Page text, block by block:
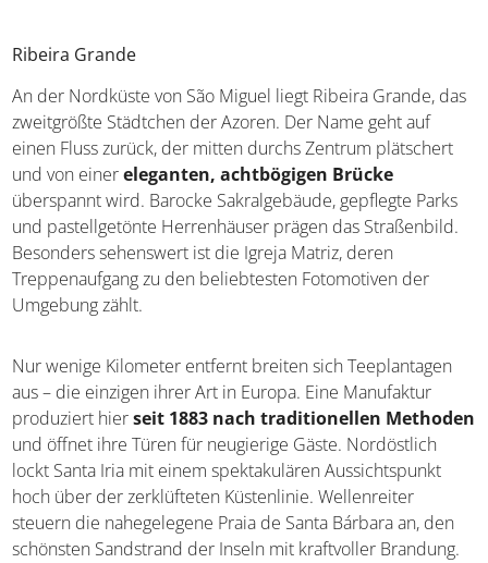
Ribeira Grande
An der Nordküste von São Miguel liegt Ribeira Grande, das
zweitgrößte Städtchen der Azoren. Der Name geht auf
einen Fluss zurück, der mitten durchs Zentrum plätschert
und von einereleganten, achtbögigen Brücke
überspannt wird. Barocke Sakralgebäude, gepflegte Parks
und pastellgetönte Herrenhäuser prägen das Straßenbild.
Besonders sehenswert ist die Igreja Matriz, deren
Treppenaufgang zu den beliebtesten Fotomotiven der
Umgebung zählt.
Nur wenige Kilometer entfernt breiten sich Teeplantagen
aus – die einzigen ihrer Art in Europa. Eine Manufaktur
produziert hierseit 1883 nach traditionellen Methoden
und öffnet ihre Türen für neugierige Gäste. Nordöstlich
lockt Santa Iria mit einem spektakulären Aussichtspunkt
hoch über der zerklüfteten Küstenlinie. Wellenreiter
steuern die nahegelegene Praia de Santa Bárbara an, den
schönsten Sandstrand der Inseln mit kraftvoller Brandung.